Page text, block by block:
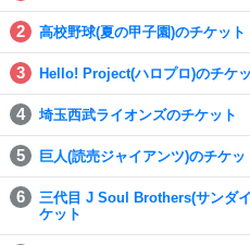
高校野球(夏の甲子園)のチケット
Hello! Project(ハロプロ)のチケ
埼玉西武ライオンズのチケット
巨人(読売ジャイアンツ)のチケッ
三代目 J Soul Brothers(サンダ
ケット